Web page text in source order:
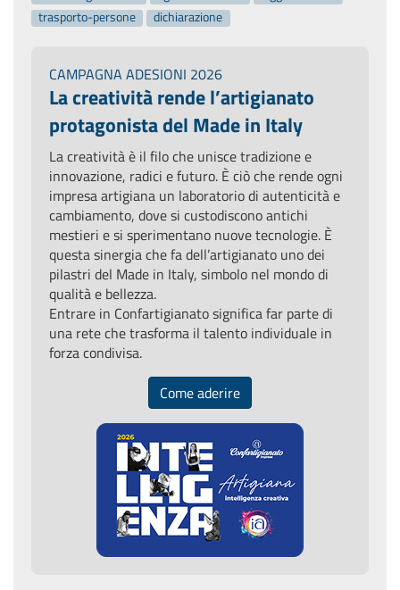
trasporto-persone
dichiarazione
CAMPAGNA ADESIONI 2026
La creatività rende l’artigianato
protagonista del Made in Italy
La creatività è il filo che unisce tradizione e
innovazione, radici e futuro. È ciò che rende ogni
impresa artigiana un laboratorio di autenticità e
cambiamento, dove si custodiscono antichi
mestieri e si sperimentano nuove tecnologie. È
questa sinergia che fa dell’artigianato uno dei
pilastri del Made in Italy, simbolo nel mondo di
qualità e bellezza.
Entrare in Confartigianato significa far parte di
una rete che trasforma il talento individuale in
forza condivisa.
Come aderire